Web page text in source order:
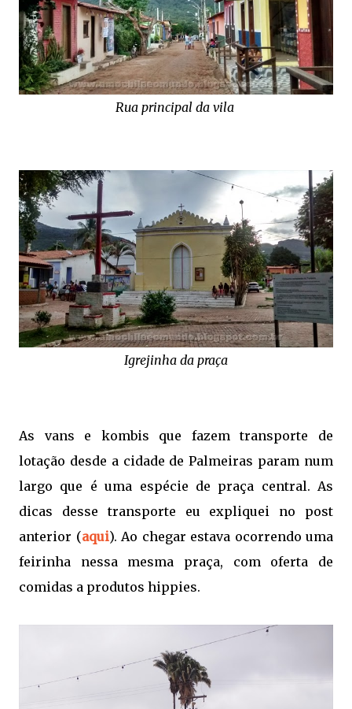
Rua principal da vila
Igrejinha da praça
As vans e kombis que fazem transporte de
lotação desde a cidade de Palmeiras param num
largo que é uma espécie de praça central. As
dicas desse transporte eu expliquei no post
anterior (aqui). Ao chegar estava ocorrendo uma
feirinha nessa mesma praça, com oferta de
comidas a produtos hippies.